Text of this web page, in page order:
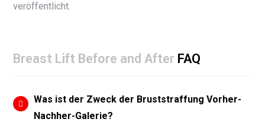
veröffentlicht.
Breast Lift Before and After FAQ
Was ist der Zweck der Bruststraffung Vorher-
Nachher-Galerie?